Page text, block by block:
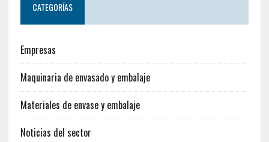
CATEGORÍAS
Empresas
Maquinaria de envasado y embalaje
Materiales de envase y embalaje
Noticias del sector